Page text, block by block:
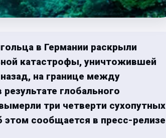
в Германии раскрыли
катастрофы, уничтожившей
на границе между
глобального
три четверти сухопутных
сообщается в пресс-релизе